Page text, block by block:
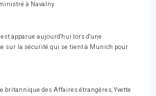
à Navalny.
apparue aujourd'hui lors d'une
sur la sécurité qui se tient à Munich pour
britannique des Affaires étrangères, Yvette